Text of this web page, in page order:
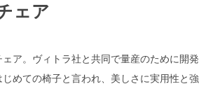
ェア
ア。ヴィトラ社と共同で量産のために開発
めての椅子と言われ、美しさに実用性と強